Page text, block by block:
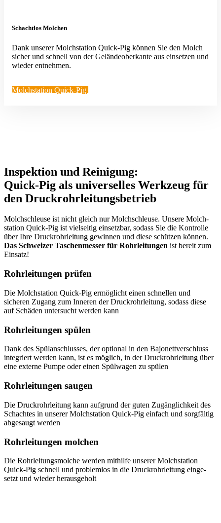
Schachtlos Molchen
Dank unserer Molch­station Quick-Pig können Sie den Molch
sicher und schnell von der Gelän­de­ober­kante aus einsetzen und
wieder entnehmen.
Molch­station Quick-Pig
Inspektion und Reinigung:
Quick-Pig als univer­selles Werkzeug für
den Druckrohrleitungsbetrieb
Molch­schleuse ist nicht gleich nur Molch­schleuse. Unsere Molch­
station Quick-Pig ist vielseitig einsetzbar, sodass Sie die Kontrolle
über Ihre Druck­rohr­leitung gewinnen und diese schützen können.
Das Schweizer Taschen­messer für Rohrlei­tungen ist bereit zum
Einsatz!
Rohrlei­tungen prüfen
Die Molch­station Quick-Pig ermög­licht einen schnellen und
sicheren Zugang zum Inneren der Druck­rohr­leitung, sodass diese
auf Schäden unter­sucht werden kann
Rohrlei­tungen spülen
Dank des Spülan­schlusses, der optional in den Bajonett­ver­schluss
integriert werden kann, ist es möglich, in der Druck­rohr­leitung über
eine externe Pumpe oder einen Spülwagen zu spülen
Rohrlei­tungen saugen
Die Druck­rohr­leitung kann aufgrund der guten Zugäng­lichkeit des
Schachtes in unserer Molch­station Quick-Pig einfach und sorgfältig
abgesaugt werden
Rohrlei­tungen molchen
Die Rohrlei­tungs­molche werden mithilfe unserer Molch­station
Quick-Pig schnell und problemlos in die Druck­rohr­leitung einge­
setzt und wieder herausgeholt